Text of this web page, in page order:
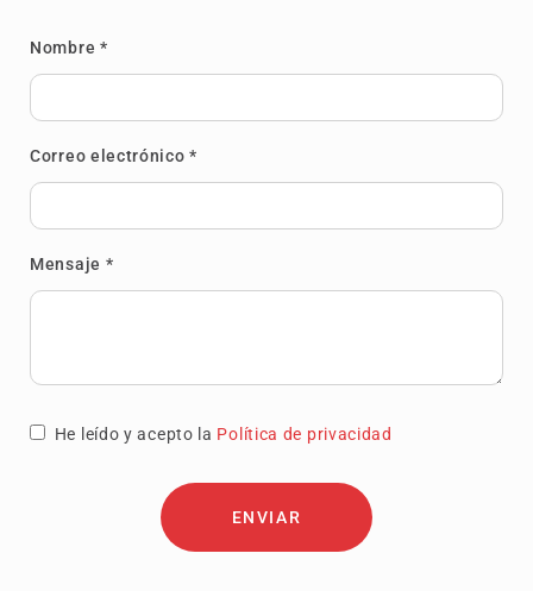
Nombre *
Correo electrónico *
Mensaje *
He leído y acepto la Política de privacidad
ENVIAR